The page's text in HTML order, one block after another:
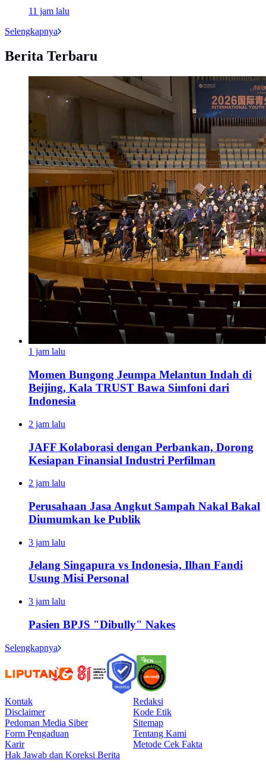
11 jam lalu
Selengkapnya
Berita Terbaru
1 jam lalu
Momen Bungong Jeumpa Melantun Indah di
Beijing, Kala TRUST Bawa Simfoni dari
Indonesia
2 jam lalu
JAFF Kolaborasi dengan Perbankan, Dorong
Kesiapan Finansial Industri Perfilman
2 jam lalu
Perusahaan Jasa Angkut Sampah Nakal Bakal
Diumumkan ke Publik
3 jam lalu
Jelang Singapura vs Indonesia, Ilhan Fandi
Usung Misi Personal
3 jam lalu
Pasien BPJS "Dibully" Nakes
Selengkapnya
Kontak
Redaksi
Disclaimer
Kode Etik
Pedoman Media Siber
Sitemap
Form Pengaduan
Tentang Kami
Karir
Metode Cek Fakta
Hak Jawab dan Koreksi Berita